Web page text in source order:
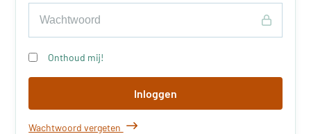
Onthoud mij!
Inloggen
Wachtwoord vergeten